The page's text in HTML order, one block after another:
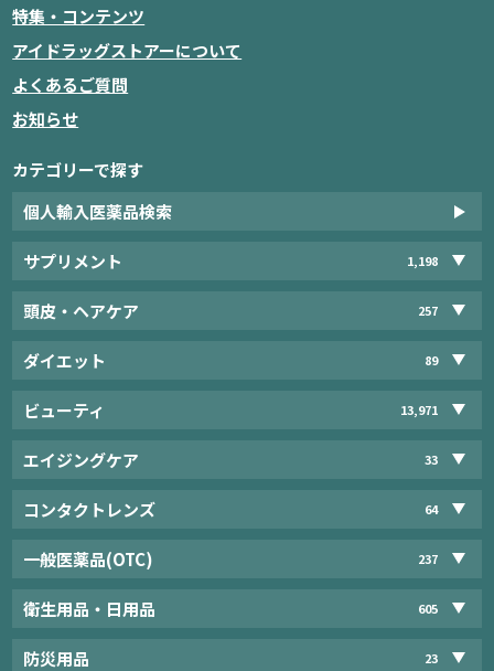
特集・コンテンツ
アイドラッグストアーについて
よくあるご質問
お知らせ
カテゴリーで探す
個人輸入医薬品検索
サプリメント 1,198
頭皮・ヘアケア 257
ダイエット 89
ビューティ 13,971
エイジングケア 33
コンタクトレンズ 64
一般医薬品(OTC) 237
衛生用品・日用品 605
防災用品 23